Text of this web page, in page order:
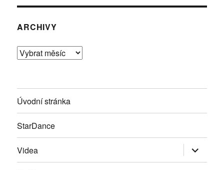
ARCHIVY
Archivy
Úvodní stránka
StarDance
Videa Zobrazit
položky